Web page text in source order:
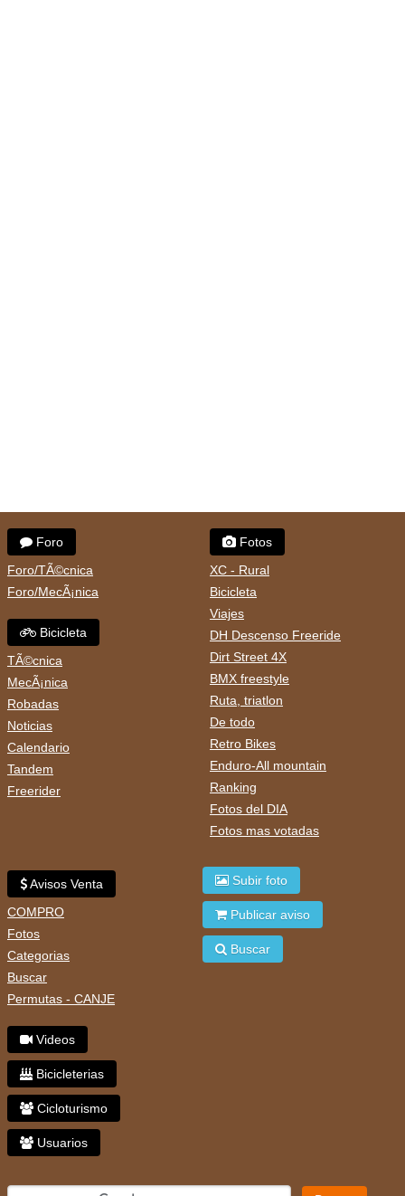
Foro
Foro/TÃ©cnica
Foro/MecÃ¡nica
Bicicleta
TÃ©cnica
MecÃ¡nica
Robadas
Noticias
Calendario
Tandem
Freerider
Fotos
XC - Rural
Bicicleta
Viajes
DH Descenso Freeride
Dirt Street 4X
BMX freestyle
Ruta, triatlon
De todo
Retro Bikes
Enduro-All mountain
Ranking
Fotos del DIA
Fotos mas votadas
Avisos Venta
COMPRO
Fotos
Categorias
Buscar
Permutas - CANJE
Videos
Bicicleterias
Cicloturismo
Usuarios
Subir foto
Publicar aviso
Buscar